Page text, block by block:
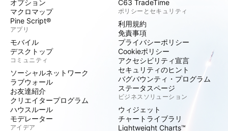
オプション
マクロマップ
Pine Script®
アプリ
モバイル
デスクトップ
コミュニティ
ソーシャルネットワーク
ラブウォール
お友達紹介
クリエイタープログラム
ハウスルール
モデレーター
アイデア
C63 TradeTime
ポリシーとセキュリティ
利用規約
免責事項
プライバシーポリシー
Cookieポリシー
アクセシビリティ宣言
セキュリティのヒント
バグバウンティ・プログラム
ステータスページ
ビジネスソリューション
ウィジェット
チャートライブラリ
Lightweight Charts™